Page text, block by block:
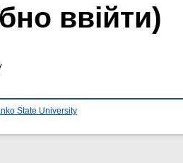
ввійти)
State University